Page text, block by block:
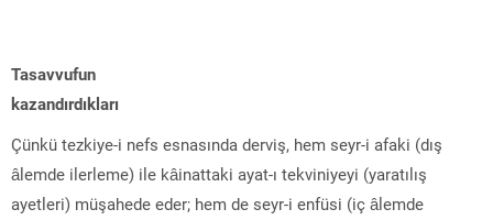
Tasavvufun
kazandırdıkları
Çünkü tezkiye-i nefs esnasında derviş, hem seyr-i afaki (dış
âlemde ilerleme) ile kâinattaki ayat-ı tekviniyeyi (yaratılış
ayetleri) müşahede eder; hem de seyr-i enfüsi (iç âlemde